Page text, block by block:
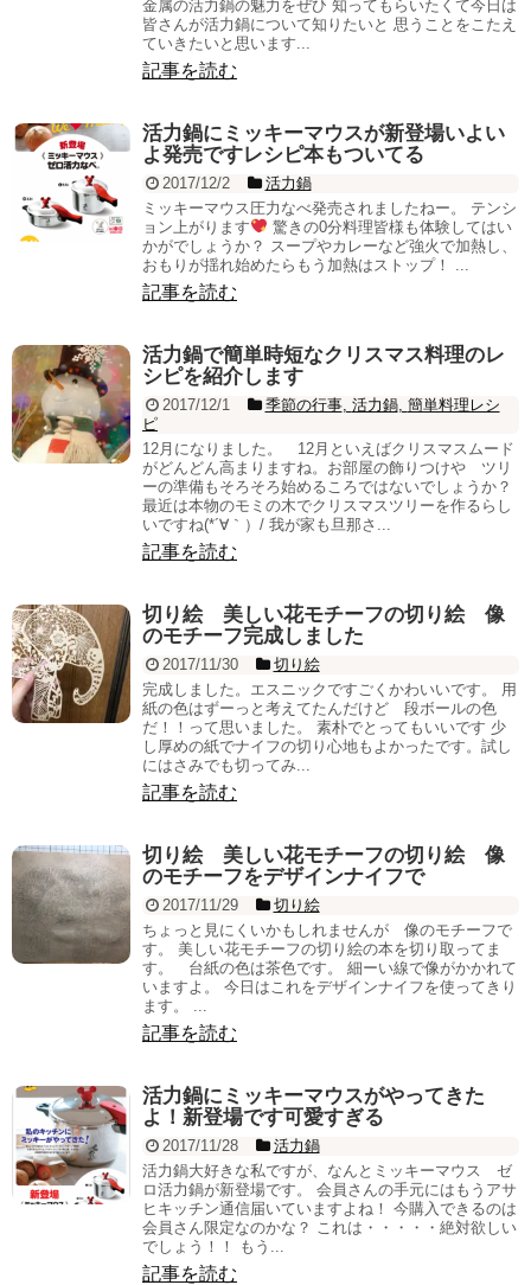
金属の活力鍋の魅力をぜひ 知ってもらいたくて今日は
皆さんが活力鍋について知りたいと 思うことをこたえ
ていきたいと思います...
記事を読む
活力鍋にミッキーマウスが新登場いよい
よ発売ですレシピ本もついてる
2017/12/2
活力鍋
ミッキーマウス圧力なべ発売されましたねー。 テンシ
ョン上がります
驚きの0分料理皆様も体験してはい
かがでしょうか？ スープやカレーなど強火で加熱し、
おもりが揺れ始めたらもう加熱はストップ！ ...
記事を読む
活力鍋で簡単時短なクリスマス料理のレ
シピを紹介します
2017/12/1 季節の行事, 活力鍋, 簡単料理レシ
ピ
12月になりました。 12月といえばクリスマスムード
がどんどん高まりますね。お部屋の飾りつけや ツリ
ーの準備もそろそろ始めるころではないでしょうか？
最近は本物のモミの木でクリスマスツリーを作るらし
いですね(*´∀｀）/ 我が家も旦那さ...
記事を読む
切り絵 美しい花モチーフの切り絵 像
のモチーフ完成しました
2017/11/30
切り絵
完成しました。エスニックですごくかわいいです。 用
紙の色はずーっと考えてたんだけど 段ボールの色
だ！！って思いました。 素朴でとってもいいです 少
し厚めの紙でナイフの切り心地もよかったです。試し
にはさみでも切ってみ...
記事を読む
切り絵 美しい花モチーフの切り絵 像
のモチーフをデザインナイフで
2017/11/29
切り絵
ちょっと見にくいかもしれませんが 像のモチーフで
す。 美しい花モチーフの切り絵の本を切り取ってま
す。 台紙の色は茶色です。 細ーい線で像がかかれて
いますよ。 今日はこれをデザインナイフを使ってきり
ます。 ...
記事を読む
活力鍋にミッキーマウスがやってきた
よ！新登場です可愛すぎる
2017/11/28
活力鍋
活力鍋大好きな私ですが、なんとミッキーマウス ゼ
ロ活力鍋が新登場です。 会員さんの手元にはもうアサ
ヒキッチン通信届いていますよね！ 今購入できるのは
会員さん限定なのかな？ これは・・・・・絶対欲しい
でしょう！！ もう...
記事を読む